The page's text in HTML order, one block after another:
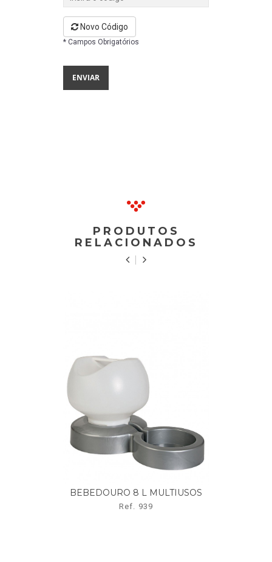
Novo Código
* Campos Obrigatórios
PRODUTOS
RELACIONADOS
BEBEDOURO 8 L MULTIUSOS
Ref. 939